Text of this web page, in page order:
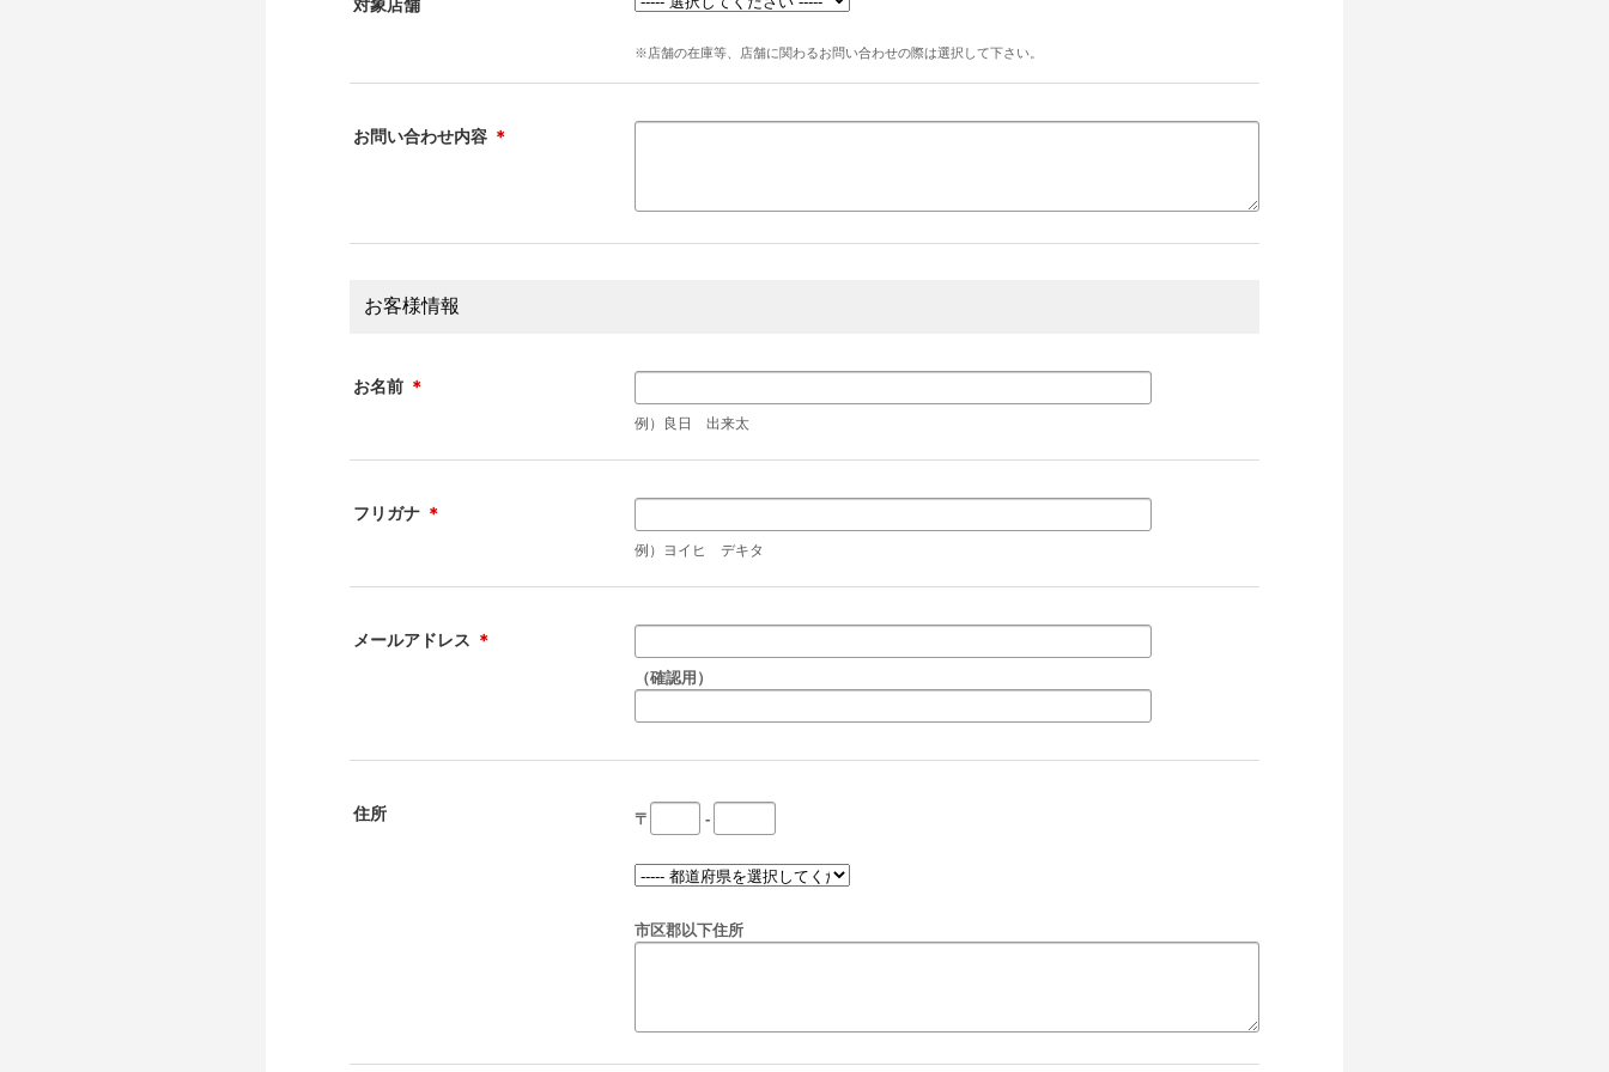
対象店舗
※店舗の在庫等、店舗に関わるお問い合わせの際は選択して下さい。
お問い合わせ内容 ＊
お客様情報
お名前 ＊
例）良日 出来太
フリガナ ＊
例）ヨイヒ デキタ
メールアドレス ＊
（確認用）
住所 〒 -
市区郡以下住所